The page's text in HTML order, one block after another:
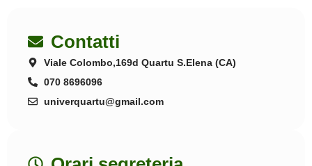
Contatti
Viale Colombo,169d Quartu S.Elena (CA)
070 8696096
univerquartu@gmail.com